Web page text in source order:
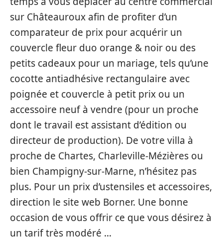
sur Châteauroux afin de profiter d’un
comparateur de prix pour acquérir un
couvercle fleur duo orange & noir ou des
petits cadeaux pour un mariage, tels qu’une
cocotte antiadhésive rectangulaire avec
poignée et couvercle à petit prix ou un
accessoire neuf à vendre (pour un proche
dont le travail est assistant d’édition ou
directeur de production). De votre villa à
proche de Chartes, Charleville-Mézières ou
bien Champigny-sur-Marne, n’hésitez pas
plus. Pour un prix d’ustensiles et accessoires,
direction le site web Borner. Une bonne
occasion de vous offrir ce que vous désirez à
un tarif très modéré …